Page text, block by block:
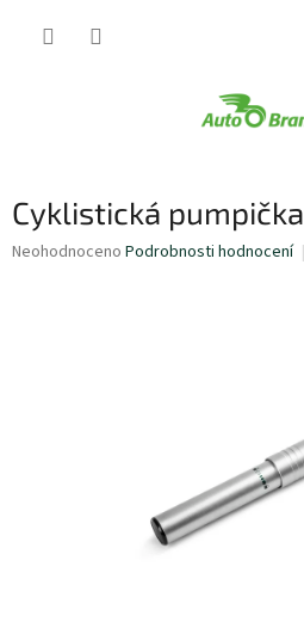
Cyklistická pumpička
Průměrné
Neohodnoceno Podrobnosti hodnocení